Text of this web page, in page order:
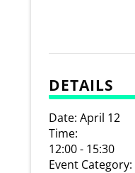
DETAILS
Date: April 12
Time:
12:00 - 15:30
Event Category: